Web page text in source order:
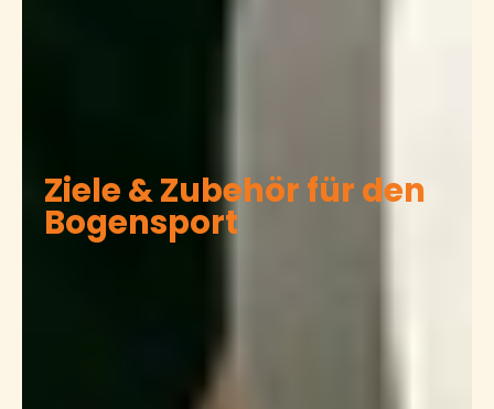
Ziele & Zubehör für den
Bogensport